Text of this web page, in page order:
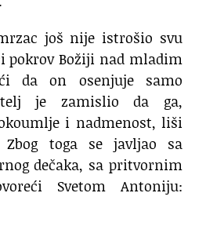
još nije istrošio svu
pokrov Božiji nad mladim
da on osenjuje samo
je zamislio da ga,
i nadmenost, liši
Zbog toga se javljao sa
dečaka, sa pritvornim
Svetom Antoniju: